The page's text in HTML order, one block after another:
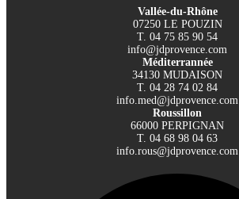
Vallée-du-Rhône
07250 LE POUZIN
T. 04 75 85 90 54
info@jdprovence.com
Méditerrannée
34130 MUDAISON
T. 04 28 74 02 84
info.med@jdprovence.com
Roussillon
66000 PERPIGNAN
T. 04 68 98 04 63
info.rous@jdprovence.com